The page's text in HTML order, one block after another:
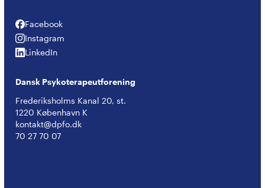
Facebook
Facebook
Instagram
Instagram
LinkedIn
LinkedIn
Dansk Psykoterapeutforening
Frederiksholms Kanal 20, st.
1220 København K
kontakt@dpfo.dk
70 27 70 07